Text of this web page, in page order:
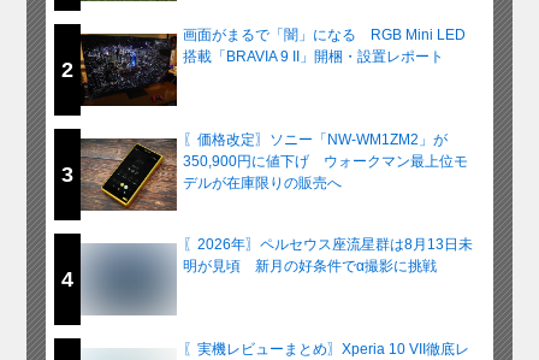
2
画面がまるで「闇」になる RGB Mini LED
搭載「BRAVIA 9 II」開梱・設置レポート
3
〖価格改定〗ソニー「NW-WM1ZM2」が
350,900円に値下げ ウォークマン最上位モ
デルが在庫限りの販売へ
4
〖2026年〗ペルセウス座流星群は8月13日未
明が見頃 新月の好条件でα撮影に挑戦
〖実機レビューまとめ〗Xperia 10 VII徹底レ